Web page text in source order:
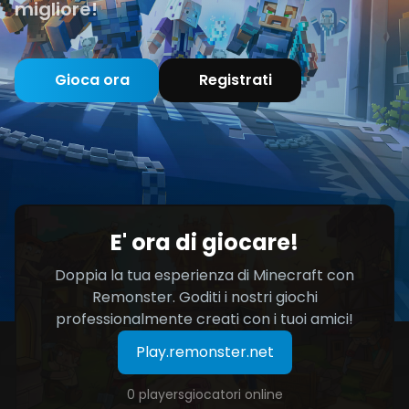
migliore!
Gioca ora Registrati
E' ora di giocare!
Doppia la tua esperienza di Minecraft con
Remonster. Goditi i nostri giochi
professionalmente creati con i tuoi amici!
Play.remonster.net
0 playersgiocatori online